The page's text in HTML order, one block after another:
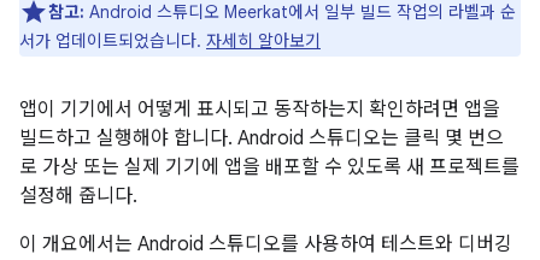
참고: Android 스튜디오 Meerkat에서 일부 빌드 작업의 라벨과 순
서가 업데이트되었습니다. 자세히 알아보기
앱이 기기에서 어떻게 표시되고 동작하는지 확인하려면 앱을
빌드하고 실행해야 합니다. Android 스튜디오는 클릭 몇 번으
로 가상 또는 실제 기기에 앱을 배포할 수 있도록 새 프로젝트를
설정해 줍니다.
이 개요에서는 Android 스튜디오를 사용하여 테스트와 디버깅